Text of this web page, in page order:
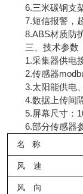
6.三米碳钢支架
7.短信报警，超
8.ABS材质防护
三、技术参数
1.采集器供电接
2.传感器
3.太阳能供电、
4.数据上传间隔
5.屏幕尺寸：
6.部分传感器
名 称
风 速
风 向